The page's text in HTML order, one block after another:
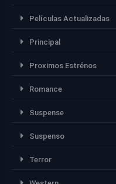
Películas Actualizadas
Principal
Proximos Estrénos
Romance
Suspense
Suspenso
Terror